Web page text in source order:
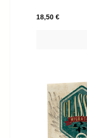
Regulärer Preis:
18,50 €